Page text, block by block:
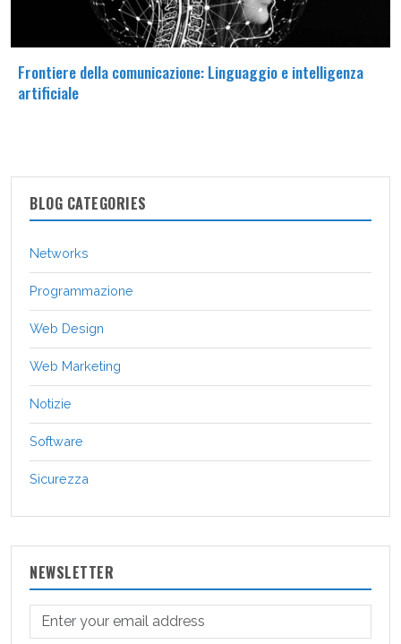
Frontiere della comunicazione: Linguaggio e intelligenza
artificiale
BLOG CATEGORIES
Networks
Programmazione
Web Design
Web Marketing
Notizie
Software
Sicurezza
NEWSLETTER